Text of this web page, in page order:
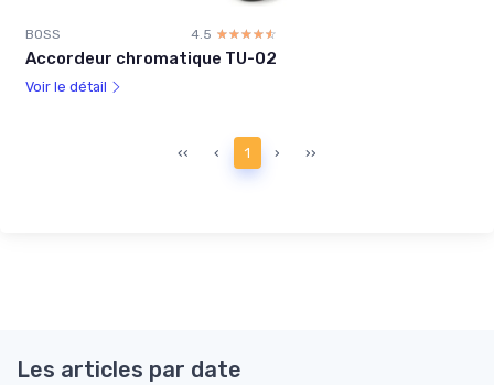
BOSS 4.5 ☆☆☆☆☆
★★★★★
Accordeur chromatique TU-02
Voir le détail
‹‹ ‹ 1 › ››
Les articles par date